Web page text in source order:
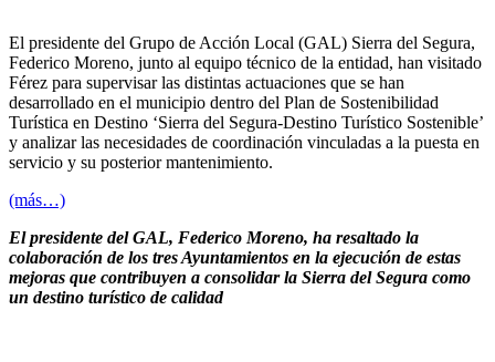
El presidente del Grupo de Acción Local (GAL) Sierra del Segura,
Federico Moreno, junto al equipo técnico de la entidad, han visitado
Férez para supervisar las distintas actuaciones que se han
desarrollado en el municipio dentro del Plan de Sostenibilidad
Turística en Destino ‘Sierra del Segura-Destino Turístico Sostenible’
y analizar las necesidades de coordinación vinculadas a la puesta en
servicio y su posterior mantenimiento.
(más…)
El presidente del GAL, Federico Moreno, ha resaltado la
colaboración de los tres Ayuntamientos en la ejecución de estas
mejoras que contribuyen a consolidar la Sierra del Segura como
un destino turístico de calidad